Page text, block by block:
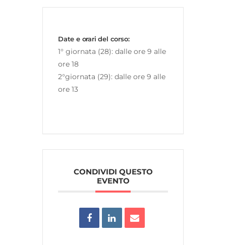
Date e orari del corso:
1° giornata (28): dalle ore 9 alle
ore 18
2°giornata (29): dalle ore 9 alle
ore 13
CONDIVIDI QUESTO
EVENTO